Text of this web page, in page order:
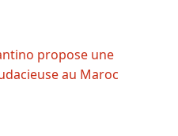
propose une
au Maroc